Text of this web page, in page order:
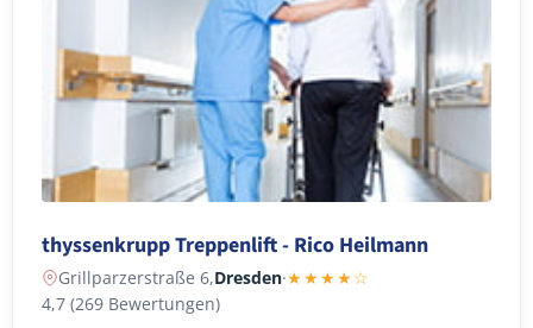
thyssenkrupp Treppenlift - Rico Heilmann
Grillparzerstraße 6,Dresden·★★★★☆
4,7 (269 Bewertungen)